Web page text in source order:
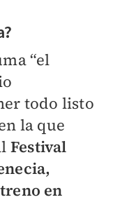
“el
todo listo
la que
Festival
en